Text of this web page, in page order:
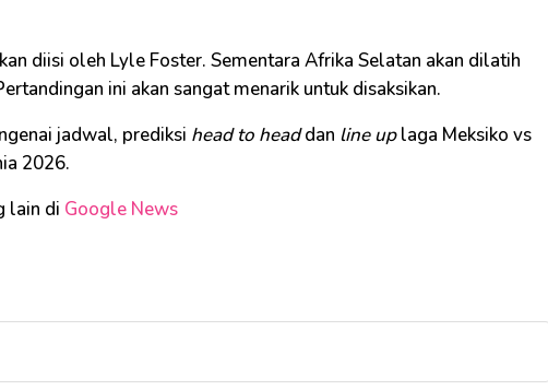
diisi oleh Lyle Foster. Sementara Afrika Selatan akan dilatih
ini akan sangat menarik untuk disaksikan.
jadwal, prediksi head to headdan line uplaga Meksiko vs
2026.
lain di Google News